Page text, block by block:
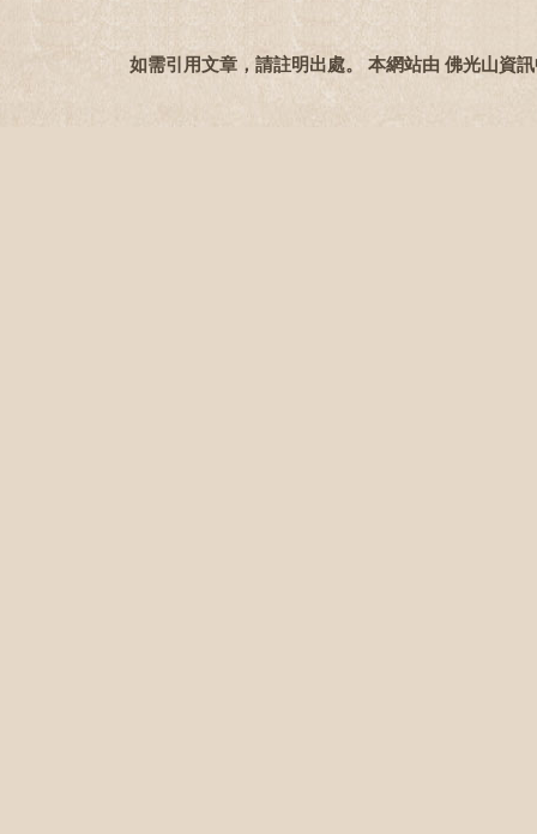
如需引用文章，請註明出處。 本網站由 佛光山資